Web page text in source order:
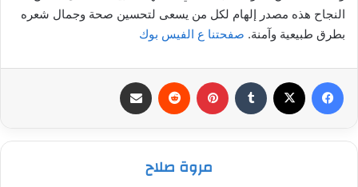
النجاح هذه مصدر إلهام لكل من يسعى لتحسين صحة وجمال شعره
بطرق طبيعية وآمنة. صفحتنا ع الفيس بوك
فيسبوك بينتيريست
مروة صلاح